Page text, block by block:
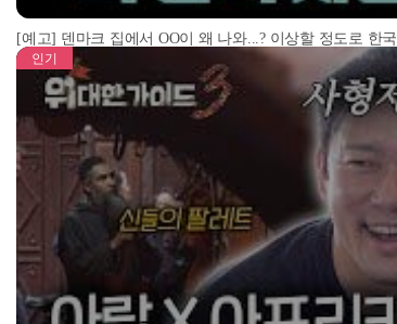
[예고] 덴마크 집에서 OO이 왜 나와...? 이상할 정도로 한
인기